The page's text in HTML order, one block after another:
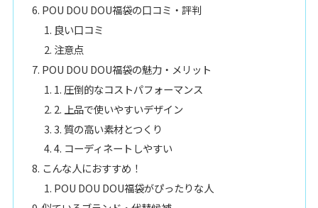
POU DOU DOU福袋の口コミ・評判
良い口コミ
注意点
POU DOU DOU福袋の魅力・メリット
1. 圧倒的なコストパフォーマンス
2. 上品で使いやすいデザイン
3. 質の高い素材とつくり
4. コーディネートしやすい
こんな人におすすめ！
POU DOU DOU福袋がぴったりな人